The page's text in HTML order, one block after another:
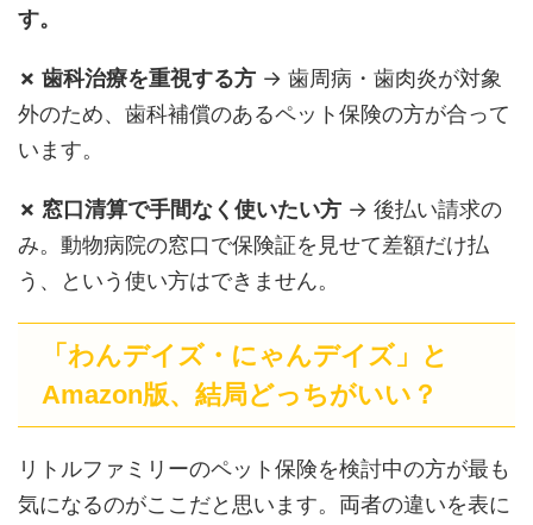
す。
✗ 歯科治療を重視する方 → 歯周病・歯肉炎が対象
外のため、歯科補償のあるペット保険の方が合って
います。
✗ 窓口清算で手間なく使いたい方 → 後払い請求の
み。動物病院の窓口で保険証を見せて差額だけ払
う、という使い方はできません。
「わんデイズ・にゃんデイズ」と
Amazon版、結局どっちがいい？
リトルファミリーのペット保険を検討中の方が最も
気になるのがここだと思います。両者の違いを表に